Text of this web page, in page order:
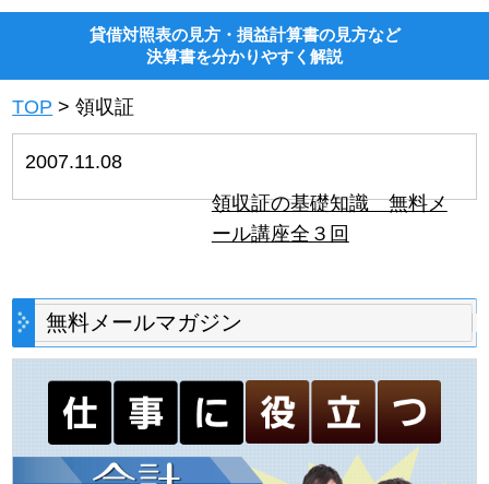
貸借対照表の見方・損益計算書の見方など
決算書を分かりやすく解説
TOP >領収証
2007.11.08
領収証の基礎知識 無料メ
ール講座全３回
無料メールマガジン